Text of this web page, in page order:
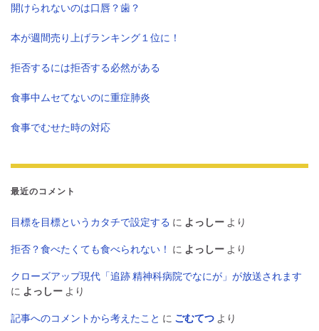
開けられないのは口唇？歯？
本が週間売り上げランキング１位に！
拒否するには拒否する必然がある
食事中ムセてないのに重症肺炎
食事でむせた時の対応
最近のコメント
目標を目標というカタチで設定する に よっしー より
拒否？食べたくても食べられない！ に よっしー より
クローズアップ現代「追跡 精神科病院でなにが」が放送されます
に よっしー より
記事へのコメントから考えたこと に ごむてつ より